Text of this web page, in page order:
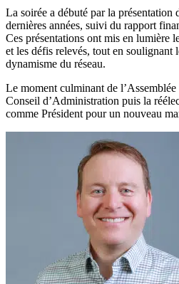
La soirée a débuté par la présentation
dernières années, suivi du rapport
Ces présentations ont mis en lumière
et les défis relevés, tout en soulignant
dynamisme du réseau.
Le moment culminant de
Conseil d’Administration puis la
comme Président pour un nouveau